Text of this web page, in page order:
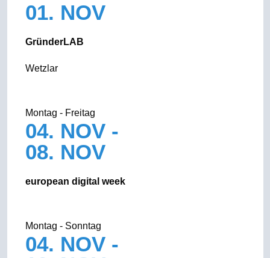
01. NOV
Gründer­LAB
Wetzlar
Montag - Freitag
04. NOV -
08. NOV
european digital week
Montag - Sonntag
04. NOV -